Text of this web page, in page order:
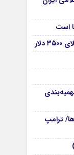
است
ترامپ